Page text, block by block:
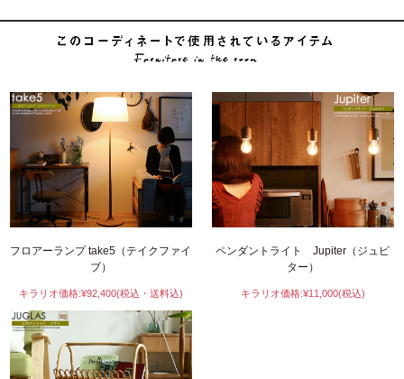
フロアーランプ take5（テイクファイ
ブ）
キラリオ価格:¥92,400(税込・送料込)
ペンダントライト Jupiter（ジュピ
ター）
キラリオ価格:¥11,000(税込)